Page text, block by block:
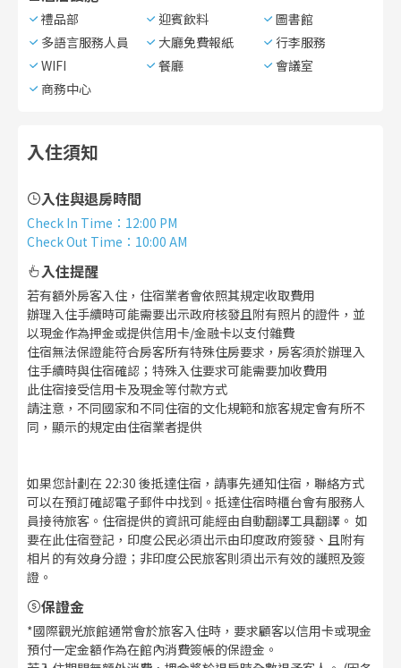
禮品部 迎賓飲料
圖書館
多語言服務人員
大廳免費報紙
行李服務
WIFI
餐廳
會議室
商務中心
入住須知
入住與退房時間
Check In Time ： 12:00 PM
Check Out Time ： 10:00 AM
入住提醒
若有額外房客入住，住宿業者會依照其規定收取費用
辦理入住手續時可能需要出示政府核發且附有照片的證件，並
以現金作為押金或提供信用卡/金融卡以支付雜費
住宿無法保證能符合房客所有特殊住房要求，房客須於辦理入
住手續時與住宿確認；特殊入住要求可能需要加收費用
此住宿接受信用卡及現金等付款方式
請注意，不同國家和不同住宿的文化規範和旅客規定會有所不
同，顯示的規定由住宿業者提供
如果您計劃在 22:30 後抵達住宿，請事先通知住宿，聯絡方式
可以在預訂確認電子郵件中找到。抵達住宿時櫃台會有服務人
員接待旅客。住宿提供的資訊可能經由自動翻譯工具翻譯。 如
要在此住宿登記，印度公民必須出示由印度政府簽發、且附有
相片的有效身分證；非印度公民旅客則須出示有效的護照及簽
證。
保證金
*國際觀光旅館通常會於旅客入住時，要求顧客以信用卡或現金
預付一定金額作為在館內消費簽帳的保證金。